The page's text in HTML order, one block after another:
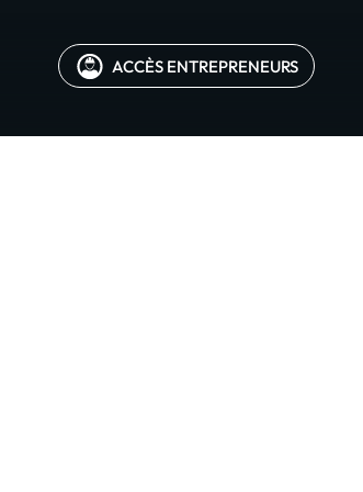
ACCÈS ENTREPRENEURS